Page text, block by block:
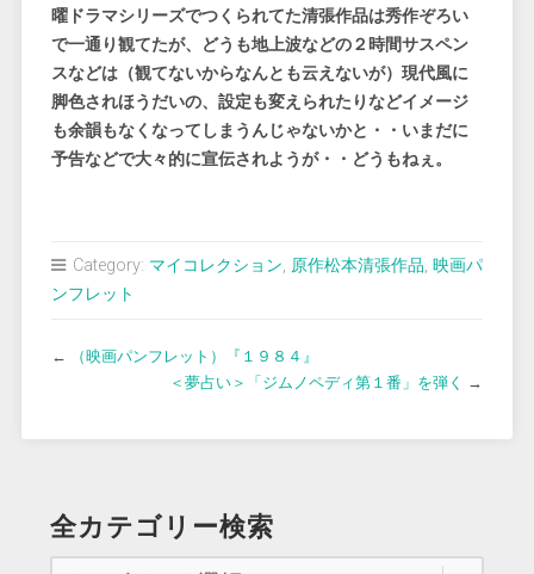
曜ドラマシリーズでつくられてた清張作品は秀作ぞろい
で一通り観てたが、どうも地上波などの２時間サスペン
スなどは（観てないからなんとも云えないが）現代風に
脚色されほうだいの、設定も変えられたりなどイメージ
も余韻もなくなってしまうんじゃないかと・・いまだに
予告などで大々的に宣伝されようが・・どうもねぇ。
Category: マイコレクション, 原作松本清張作品, 映画パ
ンフレット
←
（映画パンフレット）『１９８４』
＜夢占い＞「ジムノペディ第１番」を弾く →
全カテゴリー検索